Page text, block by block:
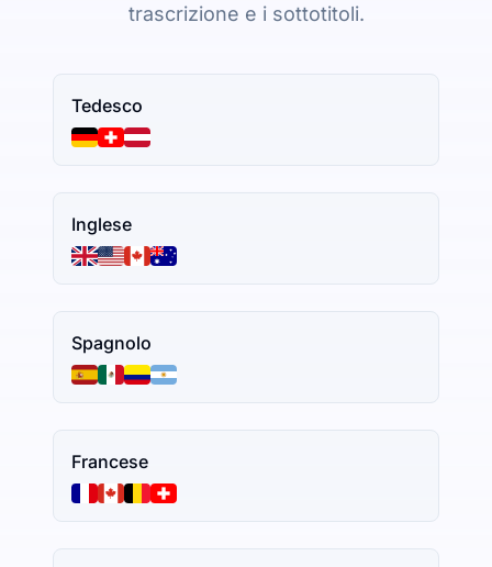
trascrizione e i sottotitoli.
Tedesco
Inglese
Spagnolo
Francese